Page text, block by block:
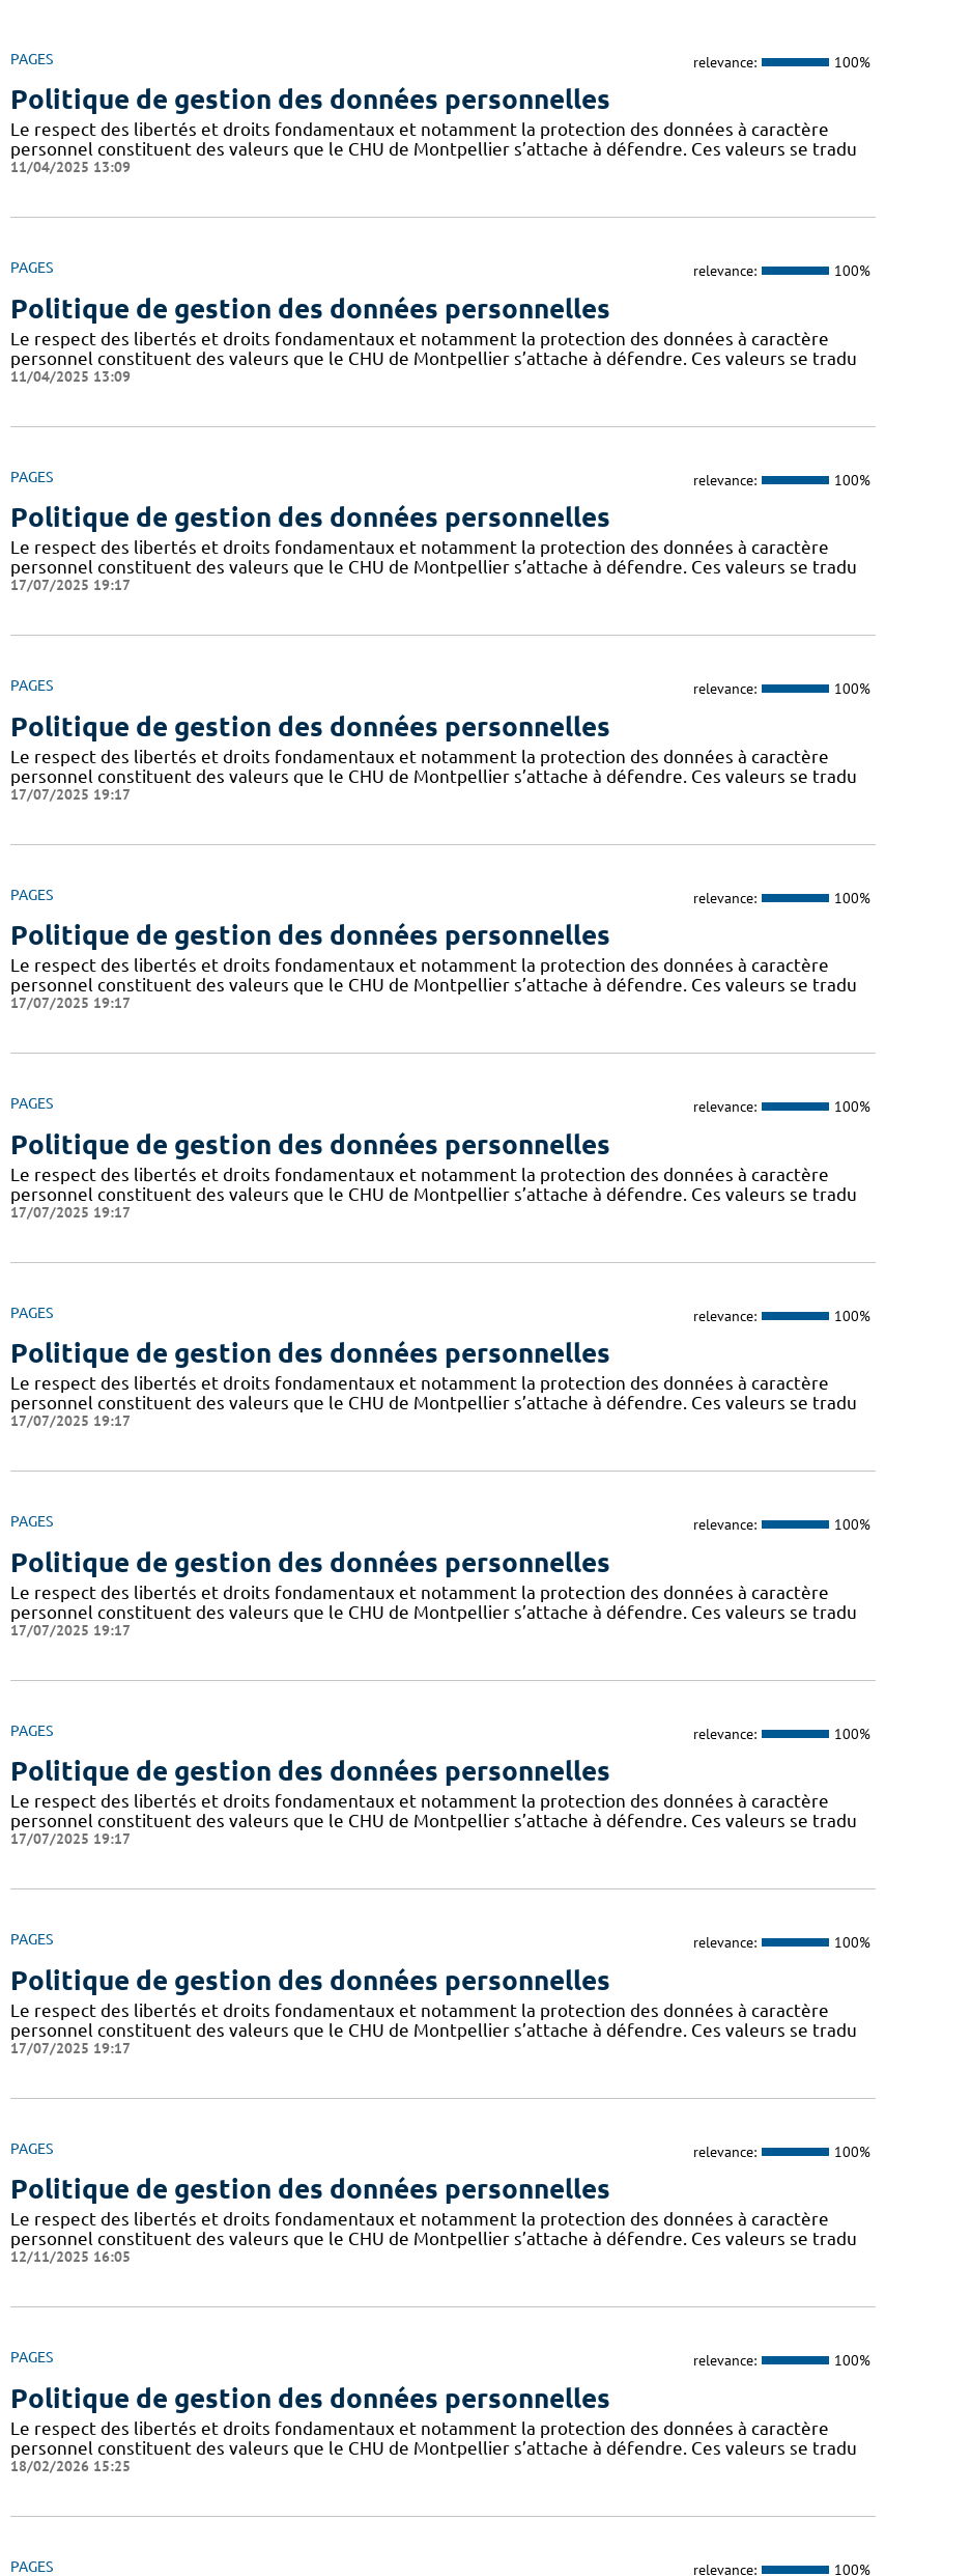
PAGES relevance: 100%
Politique de gestion des données personnelles
Le respect des libertés et droits fondamentaux et notamment la protection des données à caractère
personnel constituent des valeurs que le CHU de Montpellier s’attache à défendre. Ces valeurs se tradu
11/04/2025 13:09
PAGES relevance: 100%
Politique de gestion des données personnelles
Le respect des libertés et droits fondamentaux et notamment la protection des données à caractère
personnel constituent des valeurs que le CHU de Montpellier s’attache à défendre. Ces valeurs se tradu
11/04/2025 13:09
PAGES relevance: 100%
Politique de gestion des données personnelles
Le respect des libertés et droits fondamentaux et notamment la protection des données à caractère
personnel constituent des valeurs que le CHU de Montpellier s’attache à défendre. Ces valeurs se tradu
17/07/2025 19:17
PAGES relevance: 100%
Politique de gestion des données personnelles
Le respect des libertés et droits fondamentaux et notamment la protection des données à caractère
personnel constituent des valeurs que le CHU de Montpellier s’attache à défendre. Ces valeurs se tradu
17/07/2025 19:17
PAGES relevance: 100%
Politique de gestion des données personnelles
Le respect des libertés et droits fondamentaux et notamment la protection des données à caractère
personnel constituent des valeurs que le CHU de Montpellier s’attache à défendre. Ces valeurs se tradu
17/07/2025 19:17
PAGES relevance: 100%
Politique de gestion des données personnelles
Le respect des libertés et droits fondamentaux et notamment la protection des données à caractère
personnel constituent des valeurs que le CHU de Montpellier s’attache à défendre. Ces valeurs se tradu
17/07/2025 19:17
PAGES relevance: 100%
Politique de gestion des données personnelles
Le respect des libertés et droits fondamentaux et notamment la protection des données à caractère
personnel constituent des valeurs que le CHU de Montpellier s’attache à défendre. Ces valeurs se tradu
17/07/2025 19:17
PAGES relevance: 100%
Politique de gestion des données personnelles
Le respect des libertés et droits fondamentaux et notamment la protection des données à caractère
personnel constituent des valeurs que le CHU de Montpellier s’attache à défendre. Ces valeurs se tradu
17/07/2025 19:17
PAGES relevance: 100%
Politique de gestion des données personnelles
Le respect des libertés et droits fondamentaux et notamment la protection des données à caractère
personnel constituent des valeurs que le CHU de Montpellier s’attache à défendre. Ces valeurs se tradu
17/07/2025 19:17
PAGES relevance: 100%
Politique de gestion des données personnelles
Le respect des libertés et droits fondamentaux et notamment la protection des données à caractère
personnel constituent des valeurs que le CHU de Montpellier s’attache à défendre. Ces valeurs se tradu
17/07/2025 19:17
PAGES relevance: 100%
Politique de gestion des données personnelles
Le respect des libertés et droits fondamentaux et notamment la protection des données à caractère
personnel constituent des valeurs que le CHU de Montpellier s’attache à défendre. Ces valeurs se tradu
12/11/2025 16:05
PAGES relevance: 100%
Politique de gestion des données personnelles
Le respect des libertés et droits fondamentaux et notamment la protection des données à caractère
personnel constituent des valeurs que le CHU de Montpellier s’attache à défendre. Ces valeurs se tradu
18/02/2026 15:25
PAGES relevance: 100%